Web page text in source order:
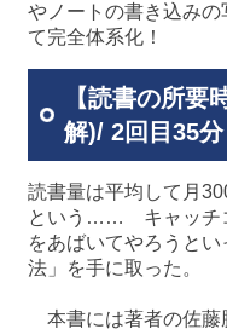
やノートの書き込み
て完全体系化！
【読書の所
解)/ 2回目35分
読書量は平均して月
という…… キャッチ
をあばいてやろうと
法」を手に取った。
本書には著者の佐藤